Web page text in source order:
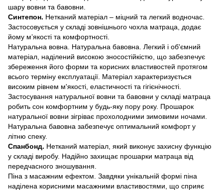
шару вовни та бавовни.
Синтепон. Нетканий матеріал – міцний та легкий водночас.
Застосовується у складі зовнішнього чохла матраца, додає
йому м’якості та комфортності.
Натуральна вовна. Натуральна бавовна. Легкий і об'ємний
матеріал, наділений високою зносостійкістю, що забезпечує
збереження його форми та корисних властивостей протягом
всього терміну експлуатації. Матеріал характеризується
високим рівнем м'якості, еластичності та гігієнічності.
Застосування натуральної вовни та бавовни у складі матраца
робить сон комфортним у будь-яку пору року. Прошарок
натуральної вовни зігріває прохолодними зимовими ночами.
Натуральна бавовна забезпечує оптимальний комфорт у
літню спеку.
Спанбонд. Нетканий матеріал, який виконує захисну функцію
у складі виробу. Надійно захищає прошарки матраца від
передчасного зношування.
Піна з масажним ефектом. Завдяки унікальній формі піна
наділена корисними масажними властивостями, що сприяє